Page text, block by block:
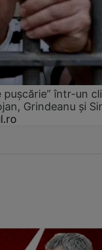
pușcărie” într-un
Grindeanu și